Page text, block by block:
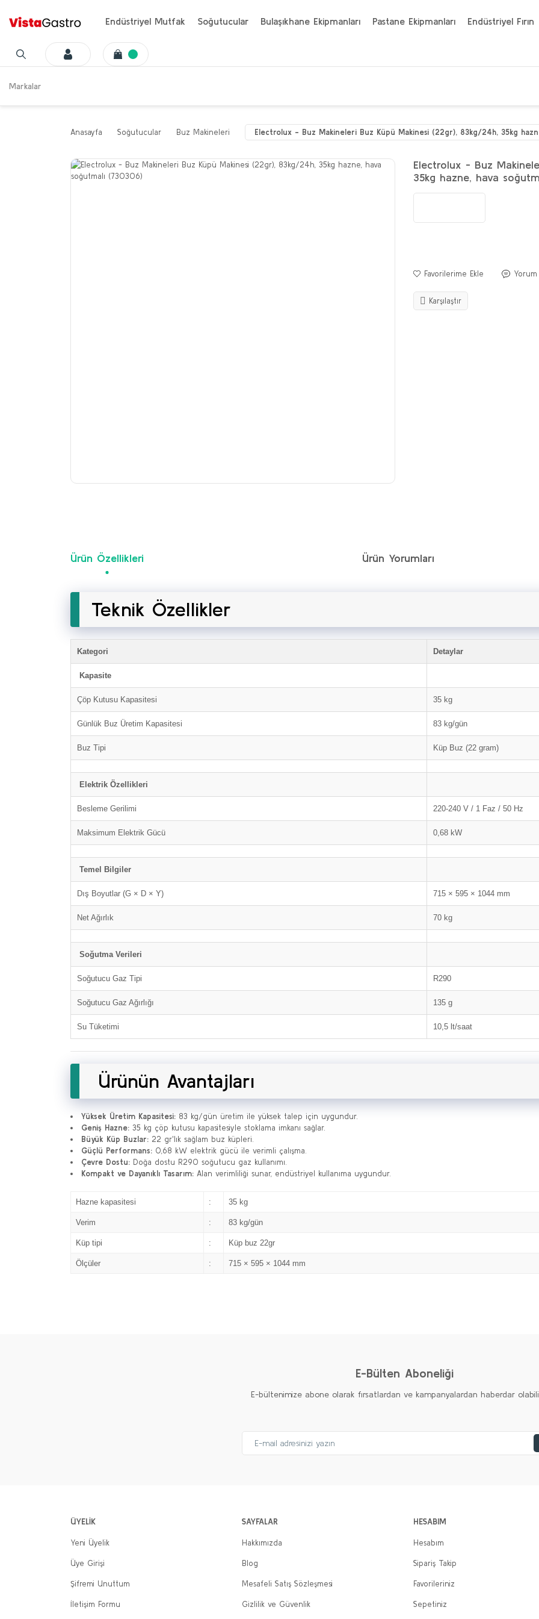
Endüstriyel Mutfak Soğutucular Bulaşıkhane Ekipmanları Pastane Ekipmanları Endüstriyel Fırın
Markalar
Anasayfa Soğutucular Buz Makineleri Electrolux - Buz Makineleri Buz Küpü Makinesi (22gr), 83kg/24h, 35kg
Electrolux - Buz
35kg hazne, hava
Yorum
Karşılaştır
Ürün Özellikleri Ürün Yorumları
Teknik Özellikler
Kategori Detaylar
Kapasite
Çöp Kutusu Kapasitesi 35 kg
Günlük Buz Üretim Kapasitesi 83 kg/gün
Buz Tipi Küp Buz (22 gram)
Elektrik Özellikleri
Besleme Gerilimi 220-240 V / 1 Faz / 50 Hz
Maksimum Elektrik Gücü 0,68 kW
Temel Bilgiler
Dış Boyutlar (G × D × Y) 715 × 595 × 1044 mm
Net Ağırlık 70 kg
Soğutma Verileri
Soğutucu Gaz Tipi R290
Soğutucu Gaz Ağırlığı 135 g
Su Tüketimi 10,5 lt/saat
Ürünün Avantajları
Yüksek Üretim Kapasitesi: 83 kg/gün üretim ile yüksek talep için uygundur.
Geniş Hazne: 35 kg çöp kutusu kapasitesiyle stoklama imkanı sağlar.
Büyük Küp Buzlar: 22 gr'lık sağlam buz küpleri.
Güçlü Performans: 0,68 kW elektrik gücü ile verimli çalışma.
Çevre Dostu: Doğa dostu R290 soğutucu gaz kullanımı.
Kompakt ve Dayanıklı Tasarım: Alan verimliliği sunar, endüstriyel kullanıma uygundur.
Hazne kapasitesi : 35 kg
Verim : 83 kg/gün
Küp tipi : Küp buz 22gr
Ölçüler : 715 × 595 × 1044 mm
E-Bülten Aboneliği
E-bültenimize abone olarak fırsatlardan ve kampanyalardan haberdar
ÜYELİK
Yeni Üyelik
Üye Girişi
Şifremi Unuttum
İletişim Formu
SAYFALAR
Hakkımızda
Blog
Mesafeli Satış Sözleşmesi
Gizlilik ve Güvenlik
HESABIM
Hesabım
Sipariş Takip
Favorileriniz
Sepetiniz